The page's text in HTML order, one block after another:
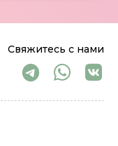
Свяжитесь с нами